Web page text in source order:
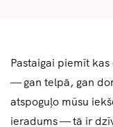
Pastaigai piemīt
— gan telpā, gan
atspoguļo mūsu
ieradums — tā ir